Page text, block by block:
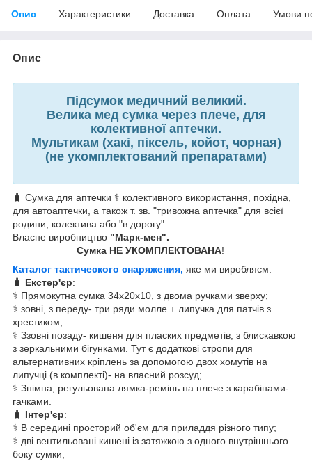
Опис Характеристики Доставка Оплата Умови
Опис
Підсумок медичний великий.
Велика мед сумка через плече, для
колективної аптечки.
Мультикам (хакі, піксель, койот, чорная)
(не укомплектований препаратами)
🧳 Сумка для аптечки ⚕️ колективного використання, похідна,
для автоаптечки, а також т. зв. "тривожна аптечка" для всієї
родини, колектива або "в дорогу".
Власне виробництво "Марк-мен".
Сумка НЕ УКОМПЛЕКТОВАНА!
Каталог тактического снаряжения, яке ми виробляєм.
🧳 Екстер'єр:
⚕️ Прямокутна сумка 34х20х10, з двома ручками зверху;
⚕️ зовні, з переду- три ряди молле + липучка для патчів з
хрестиком;
⚕️ Ззовні позаду- кишеня для пласких предметів, з блискавкою
з зеркальними бігунками. Тут є додаткові стропи для
альтернативних кріплень за допомогою двох хомутів на
липучці (в комплекті)- на власний розсуд;
⚕️ Знімна, регульована лямка-ремінь на плече з карабінами-
гачками.
🧳 Інтер'єр:
⚕️ В середині просторий об'єм для приладдя різного типу;
⚕️ дві вентильовані кишені із затяжкою з одного внутрішнього
боку сумки;